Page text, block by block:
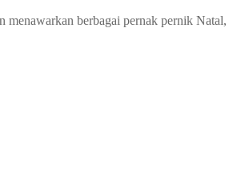
menawarkan berbagai pernak pernik Natal,